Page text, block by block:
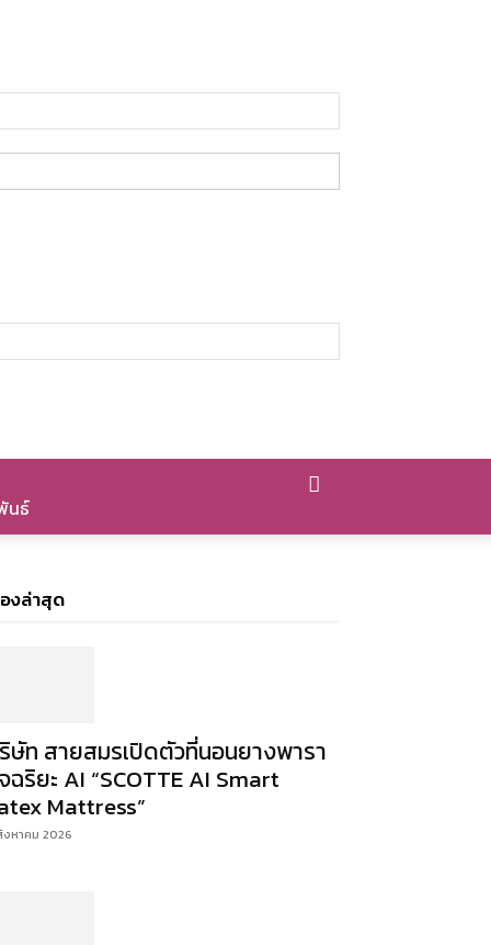
นธ์
องล่าสุด
ษัท สายสมรเปิดตัวที่นอนยางพารา
ฉริยะ AI “SCOTTE AI Smart
Mattress”
งหาคม 2026